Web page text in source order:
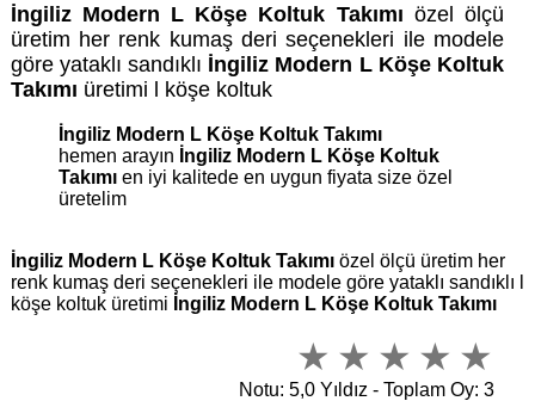
İngiliz Modern L Köşe Koltuk Takımı özel ölçü
üretim her renk kumaş deri seçenekleri ile modele
göre yataklı sandıklı İngiliz Modern L Köşe Koltuk
Takımı üretimi l köşe koltuk
İngiliz Modern L Köşe Koltuk Takımı
hemen arayın İngiliz Modern L Köşe Koltuk
Takımıen iyi kalitede en uygun fiyata size özel
üretelim
İngiliz Modern L Köşe Koltuk Takımıözel ölçü üretim her
renk kumaş deri seçenekleri ile modele göre yataklı sandıklı l
köşe koltuk üretimi İngiliz Modern L Köşe Koltuk Takımı
Notu: 5,0 Yıldız - Toplam Oy: 3